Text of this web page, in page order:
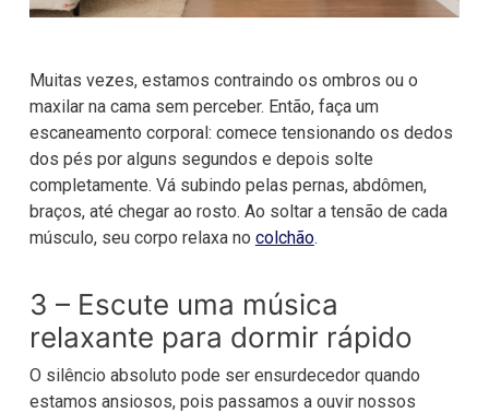
Muitas vezes, estamos contraindo os ombros ou o
maxilar na cama sem perceber. Então, faça um
escaneamento corporal: comece tensionando os dedos
dos pés por alguns segundos e depois solte
completamente. Vá subindo pelas pernas, abdômen,
braços, até chegar ao rosto. Ao soltar a tensão de cada
músculo, seu corpo relaxa no colchão.
3 – Escute uma música
relaxante para dormir rápido
O silêncio absoluto pode ser ensurdecedor quando
estamos ansiosos, pois passamos a ouvir nossos